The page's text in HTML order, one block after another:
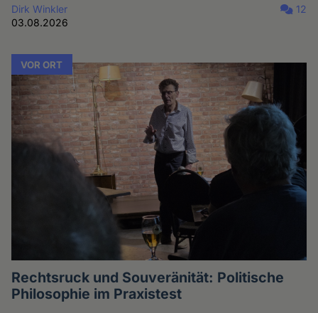
Dirk Winkler
03.08.2026
12
VOR ORT
Rechtsruck und Souveränität: Politische
Philosophie im Praxistest